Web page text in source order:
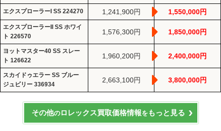
エクスプローラーI SS 224270 1,241,900円 1,550,000円
エクスプローラーII SS ホワイ
ト 226570
1,576,300円 1,850,000円
ヨットマスター40 SS スレー
ト 126622
1,960,200円 2,400,000円
スカイドゥエラー SS ブルー
ジュビリー 336934
2,663,100円 3,800,000円
その他のロレックス買取価格情報をもっと見る